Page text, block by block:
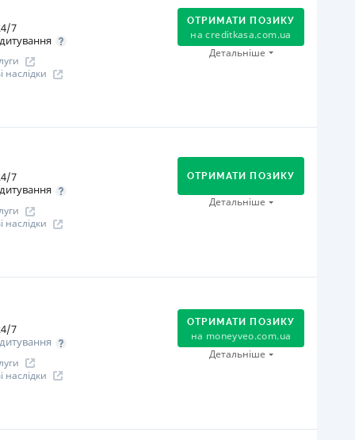
Онлайн (через сайт або інтернет-банкінг)
Через термінали Приватбанку
Через термінали самообслуговування
НБУ
7
ОТРИМАТИ ПОЗИКУ
на creditkasa.com.ua
Детальніше
Онлайн (через сайт або інтернет-банкінг)
Через термінали Приватбанку
Через термінали самообслуговування
Через відділення банків-партнерів
7
ОТРИМАТИ ПОЗИКУ
Детальніше
Оплата на розрахунковий рахунок
Онлайн (через сайт або інтернет-банкінг)
НБУ
переоформлена 07.03.2024 р.
7
ОТРИМАТИ ПОЗИКУ
на moneyveo.com.ua
Детальніше